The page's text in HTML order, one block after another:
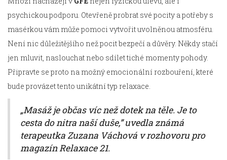
psychickou podporu. Otevřeně probrat své pocity a potřeby s
masérkou vám může pomoci vytvořit uvolněnou atmosféru.
Není nic důležitějšího než pocit bezpečí a důvěry. Někdy stačí
jen mluvit, naslouchat nebo sdílet tiché momenty pohody.
Připravte se proto na možný emocionální rozbouření, které
bude provázet tento unikátní typ relaxace.
„Masáž je občas víc než dotek na těle. Je to
cesta do nitra naší duše,” uvedla známá
terapeutka Zuzana Váchová v rozhovoru pro
magazín Relaxace 21.